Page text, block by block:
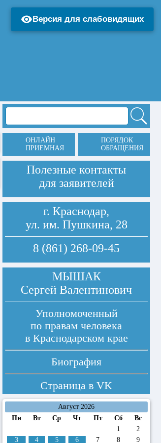
ОНЛАЙН
ПРИЕМНАЯ
ПОРЯДОК
ОБРАЩЕНИЯ
Полезные контакты
для заявителей
г. Краснодар,
ул. им. Пушкина, 28
8 (861) 268-09-45
МЫШАК
Сергей Валентинович
Уполномоченный
по правам человека
в Краснодарском крае
Биография
Страница в VK
Август 2026
Пн
Вт Ср Чт Пт Сб
Вс
1
2
3
4 5 6 7 8 9
Версия для слабовидящих